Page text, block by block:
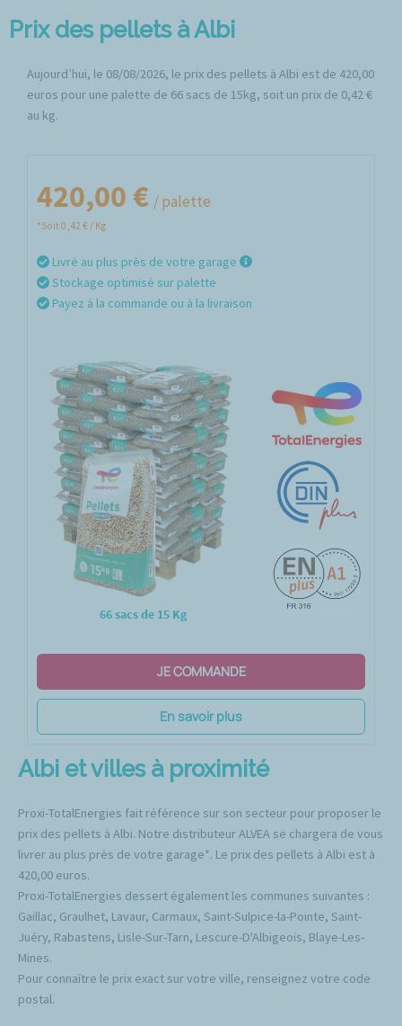
Prix des pellets à Albi
Aujourd’hui, le 08/08/2026, le prix des pellets à Albi est de 420,00
euros pour une palette de 66 sacs de 15kg, soit un prix de 0,42 €
au kg.
66 sacs de 15 Kg
420,00 € / palette
*Soit 0,42 € / Kg
Livré au plus près de votre garage
Stockage optimisé sur palette
Payez à la commande ou à la livraison
JE COMMANDE
En savoir plus
Albi et villes à proximité
Proxi-TotalEnergies fait référence sur son secteur pour proposer le
prix des pellets à Albi. Notre distributeur ALVEA se chargera de vous
livrer au plus près de votre garage*. Le prix des pellets à Albi est à
420,00 euros.
Proxi-TotalEnergies dessert également les communes suivantes :
Gaillac, Graulhet, Lavaur, Carmaux, Saint-Sulpice-la-Pointe, Saint-
Juéry, Rabastens, Lisle-Sur-Tarn, Lescure-D'Albigeois, Blaye-Les-
Mines.
Pour connaître le prix exact sur votre ville, renseignez votre code
postal.